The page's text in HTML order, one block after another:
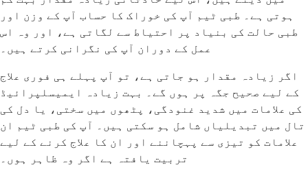
ہوتی ہے۔ طبی ٹیم آپ کی خوراک کا حساب آپ کے وزن اور
طبی حالت کی بنیاد پر احتیاط سے لگاتی ہے، اور وہ اس
عمل کے دوران آپ کی نگرانی کرتے ہیں۔
اگر زیادہ مقدار ہو جاتی ہے، تو آپ پہلے ہی فوری علاج
کے لیے صحیح جگہ پر ہوں گے۔ بہت زیادہ ایمیسلپرائیڈ
کی علامات میں شدید غنودگی، پٹھوں میں سختی، یا دل کی
تال میں تبدیلیاں شامل ہو سکتی ہیں۔ آپ کی طبی ٹیم ان
علامات کو تیزی سے پہچاننے اور ان کا علاج کرنے کے لیے
تربیت یافتہ ہے اگر وہ ظاہر ہوں۔